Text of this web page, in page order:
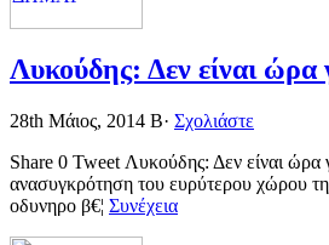
Λυκούδης: Δεν είναι
28th Μάιος, 2014 Β· Σχολιάστε
Share 0 Tweet Λυκούδης: Δεν είναι
ανασυγκρότηση του ευρύτερου χώρου
οδυνηρο β€¦ Συνέχεια